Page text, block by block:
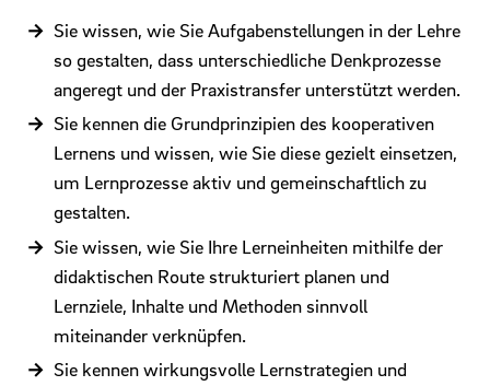
Sie wissen, wie Sie Aufgabenstellungen in der Lehre
so gestalten, dass unterschiedliche Denkprozesse
angeregt und der Praxistransfer unterstützt werden.
Sie kennen die Grundprinzipien des kooperativen
Lernens und wissen, wie Sie diese gezielt einsetzen,
um Lernprozesse aktiv und gemeinschaftlich zu
gestalten.
Sie wissen, wie Sie Ihre Lerneinheiten mithilfe der
didaktischen Route strukturiert planen und
Lernziele, Inhalte und Methoden sinnvoll
miteinander verknüpfen.
Sie kennen wirkungsvolle Lernstrategien und